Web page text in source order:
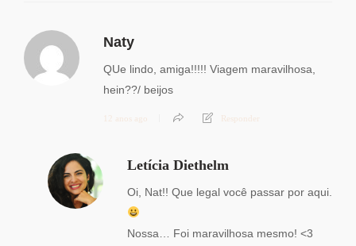
Naty
QUe lindo, amiga!!!!! Viagem maravilhosa,
hein??/ beijos
12 anos ago Responder
Letícia Diethelm
Oi, Nat!! Que legal você passar por aqui.
Nossa… Foi maravilhosa mesmo! <3